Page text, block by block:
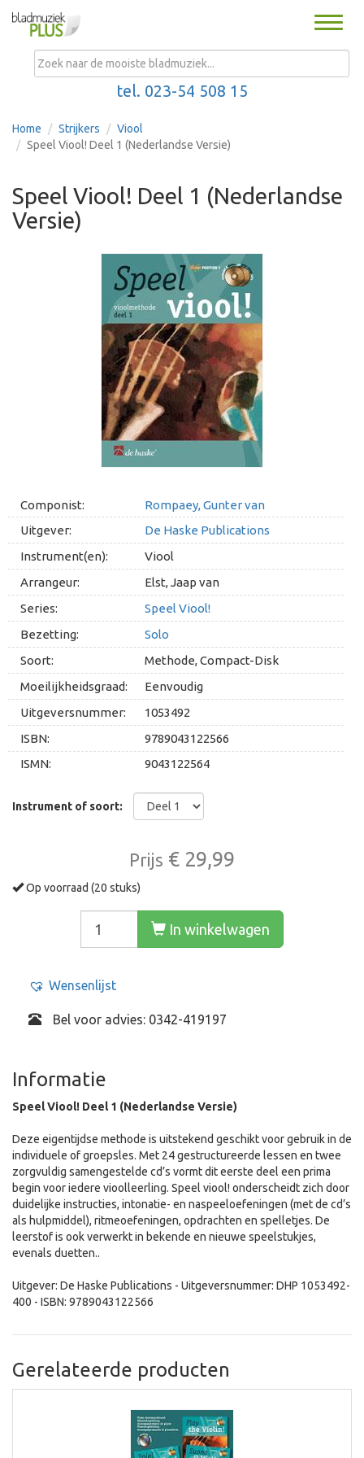
Toggle
tel. 023-54 508 15
MENU
Home Strijkers
Viool
Speel Viool! Deel 1 (Nederlandse Versie)
Speel Viool! Deel 1 (Nederlandse
Versie)
Componist:
Rompaey, Gunter van
Uitgever:
De Haske Publications
Instrument(en):
Viool
Arrangeur:
Elst, Jaap van
Series:
Speel Viool!
Bezetting:
Solo
Soort:
Methode, Compact-Disk
Moeilijkheidsgraad:
Eenvoudig
Uitgeversnummer:
1053492
ISBN:
9789043122566
ISMN:
9043122564
Instrument of soort:
Prijs € 29,99
Op voorraad (20 stuks)
In winkelwagen
Wensenlijst
Bel voor advies: 0342-419197
Informatie
Speel Viool! Deel 1 (Nederlandse Versie)
Deze eigentijdse methode is uitstekend geschikt voor gebruik in de
individuele of groepsles. Met 24 gestructureerde lessen en twee
zorgvuldig samengestelde cd’s vormt dit eerste deel een prima
begin voor iedere vioolleerling. Speel viool! onderscheidt zich door
duidelijke instructies, intonatie- en naspeeloefeningen (met de cd’s
als hulpmiddel), ritmeoefeningen, opdrachten en spelletjes. De
leerstof is ook verwerkt in bekende en nieuwe speelstukjes,
evenals duetten..
Uitgever: De Haske Publications - Uitgeversnummer: DHP 1053492-
400 - ISBN: 9789043122566
Gerelateerde producten